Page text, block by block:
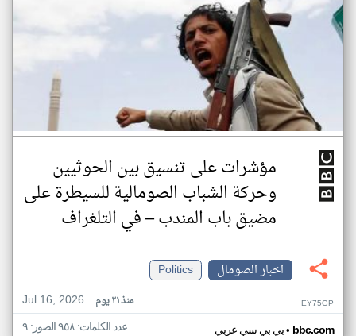
مؤشرات على تنسيق بين الحوثيين
وحركة الشباب الصومالية للسيطرة على
مضيق باب المندب – في التلغراف
اخبار الصومال
Politics
Jul 16, 2026
منذ ٢١ يوم EY75GP
بي بي سي عربي• bbc.com عدد الكلمات: ٩٥٨ الصور: ٩